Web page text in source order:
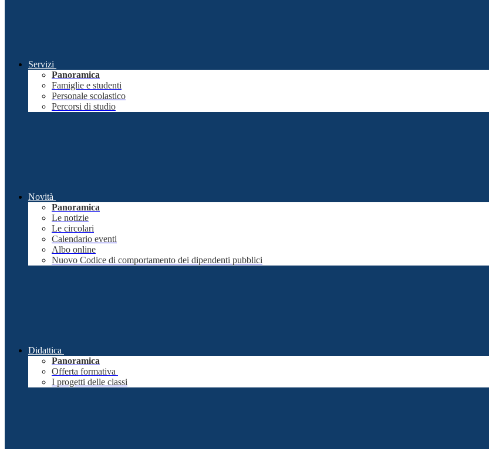
Servizi
Panoramica
Famiglie e studenti
Personale scolastico
Percorsi di studio
Novità
Panoramica
Le notizie
Le circolari
Calendario eventi
Albo online
Nuovo Codice di comportamento dei dipendenti pubblici
Didattica
Panoramica
Offerta formativa
I progetti delle classi